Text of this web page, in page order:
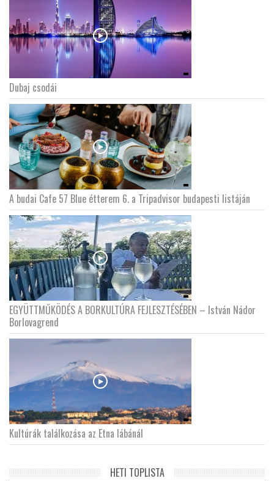
Dubaj csodái
A budai Cafe 57 Blue étterem 6. a Tripadvisor budapesti listáján
EGYÜTTMŰKÖDÉS A BORKULTÚRA FEJLESZTÉSÉBEN – István Nádor
Borlovagrend
Kultúrák találkozása az Etna lábánál
HETI TOPLISTA